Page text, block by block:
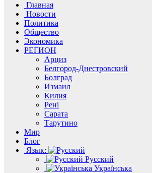
Главная
Новости
Политика
Общество
Экономика
РЕГИОН
Арциз
Белгород-Днестровский
Болград
Измаил
Килия
Рені
Сарата
Тарутино
Мир
Блог
Язык:
Русский
Українська